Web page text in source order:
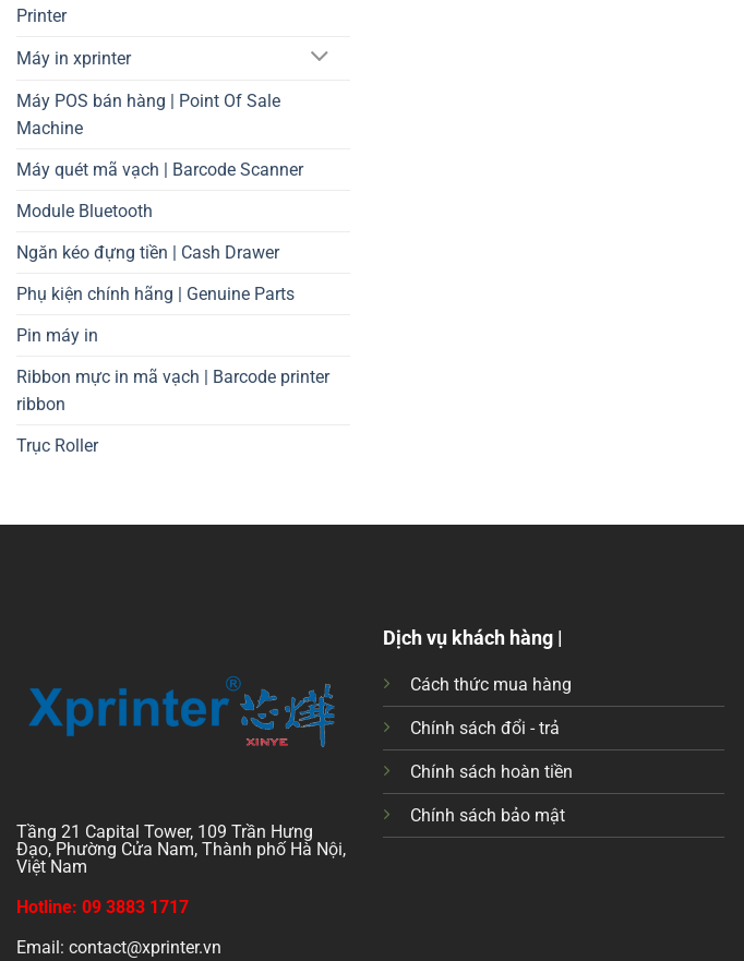
Printer
Máy in xprinter
Máy POS bán hàng | Point Of Sale
Machine
Máy quét mã vạch | Barcode Scanner
Module Bluetooth
Ngăn kéo đựng tiền | Cash Drawer
Phụ kiện chính hãng | Genuine Parts
Pin máy in
Ribbon mực in mã vạch | Barcode printer
ribbon
Trục Roller
Tầng 21 Capital Tower, 109 Trần Hưng
Đạo, Phường Cửa Nam, Thành phố Hà Nội,
Việt Nam
Hotline: 09 3883 1717
Email: contact@xprinter.vn
Dịch vụ khách hàng |
Cách thức mua hàng
Chính sách đổi - trả
Chính sách hoàn tiền
Chính sách bảo mật